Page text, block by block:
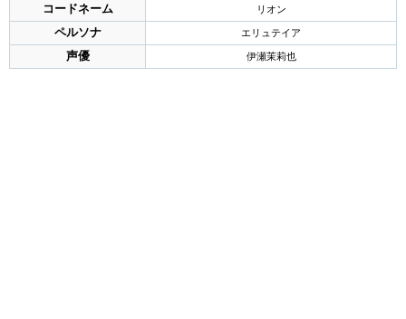
コードネーム リオン
ペルソナ エリュテイア
声優 伊瀬茉莉也